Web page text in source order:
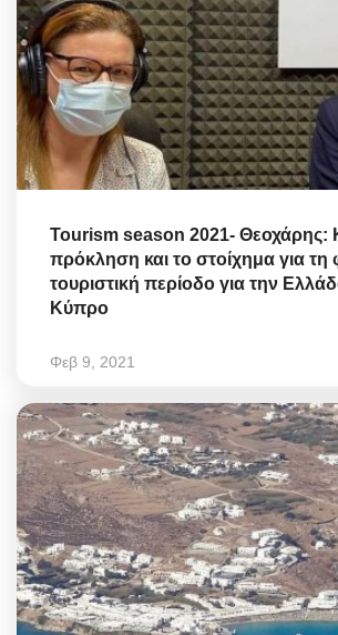
Tourism season 2021- Θεοχάρης:
πρόκληση και το στοίχημα για τη
τουριστική περίοδο για την
Κύπρο
Φεβ 9, 2021